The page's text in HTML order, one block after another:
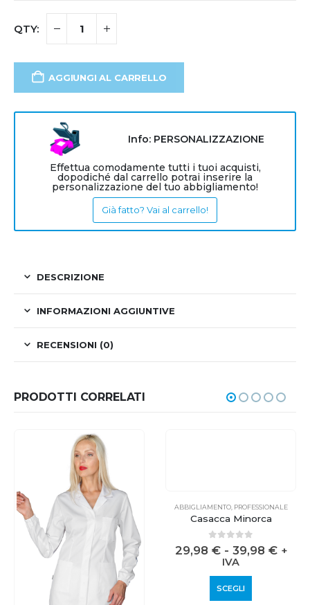
AGGIUNGI AL CARRELLO
Info: PERSONALIZZAZIONE
Effettua comodamente tutti i tuoi acquisti,
dopodiché dal carrello potrai inserire la
personalizzazione del tuo abbigliamento!
Già fatto? Vai al carrello!
DESCRIZIONE
INFORMAZIONI AGGIUNTIVE
RECENSIONI (0)
PRODOTTI CORRELATI
ABBIGLIAMENTO, PROFESSIONALE
Casacca Minorca
out of 5
29,98 € - 39,98 € +
IVA
SCEGLI